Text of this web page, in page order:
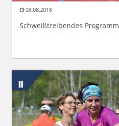
08.08.2018
Schweißtreibendes Programm